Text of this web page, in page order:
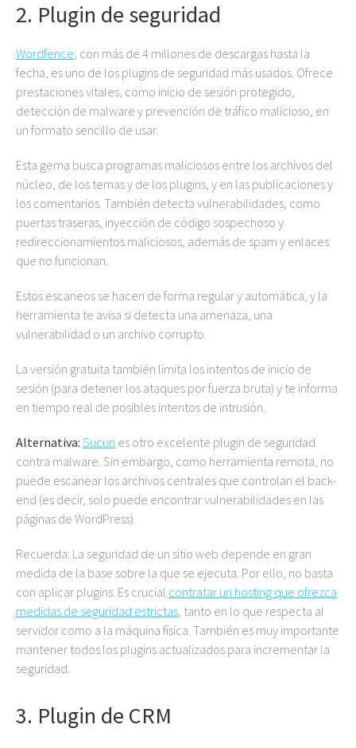
2. Plugin de seguridad
Wordfence, con más de 4 millones de descargas hasta la
fecha, es uno de los plugins de seguridad más usados. Ofrece
prestaciones vitales, como inicio de sesión protegido,
detección de malware y prevención de tráfico malicioso, en
un formato sencillo de usar.
Esta gema busca programas maliciosos entre los archivos del
núcleo, de los temas y de los plugins, y en las publicaciones y
los comentarios. También detecta vulnerabilidades, como
puertas traseras, inyección de código sospechoso y
redireccionamientos maliciosos, además de spam y enlaces
que no funcionan.
Estos escaneos se hacen de forma regular y automática, y la
herramienta te avisa si detecta una amenaza, una
vulnerabilidad o un archivo corrupto.
La versión gratuita también limita los intentos de inicio de
sesión (para detener los ataques por fuerza bruta) y te informa
en tiempo real de posibles intentos de intrusión.
Alternativa: Sucuri es otro excelente plugin de seguridad
contra malware. Sin embargo, como herramienta remota, no
puede escanear los archivos centrales que controlan el back-
end (es decir, solo puede encontrar vulnerabilidades en las
páginas de WordPress).
Recuerda: La seguridad de un sitio web depende en gran
medida de la base sobre la que se ejecuta. Por ello, no basta
con aplicar plugins. Es crucial contratar un hosting que ofrezca
medidas de seguridad estrictas, tanto en lo que respecta al
servidor como a la máquina física. También es muy importante
mantener todos los plugins actualizados para incrementar la
seguridad.
3. Plugin de CRM